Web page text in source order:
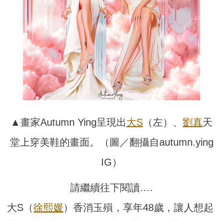
▲畫家Autumn Ying呈現出大S （左）、 劉真天
堂上穿美鞋的畫面。（圖／翻攝自autumn.ying
IG）
請繼續往下閱讀….
大S（徐熙媛）香消玉殞，享年48歲，讓人想起